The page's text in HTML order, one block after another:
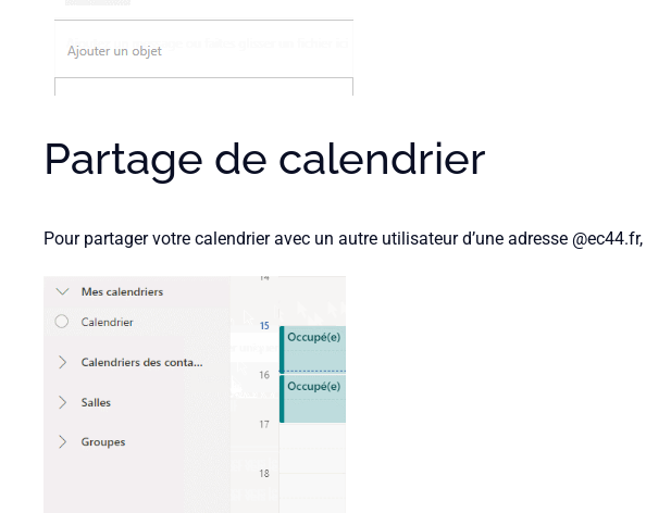
Partage de calendrier
Pour partager votre calendrier avec un autre utilisateur d’une adresse